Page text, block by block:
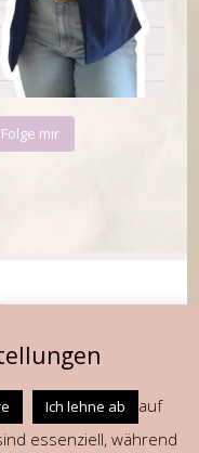
Folge mir
mir gerne an
Ich lehne ab
auf
essenziell, während